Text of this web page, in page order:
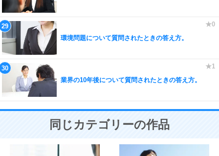
環境問題について質問されたときの答え方。
業界の10年後について質問されたときの答え方。
同じカテゴリーの作品